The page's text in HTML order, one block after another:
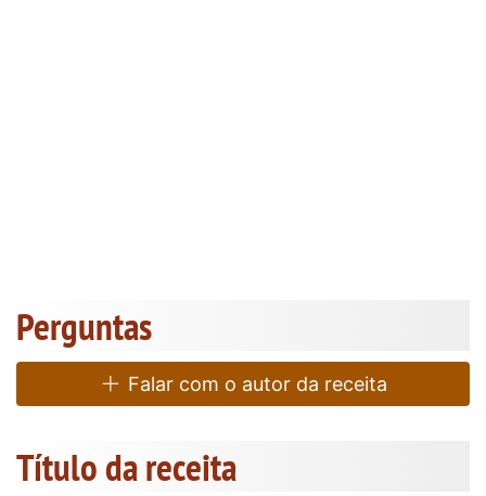
Perguntas
Falar com o autor da receita
Título da receita